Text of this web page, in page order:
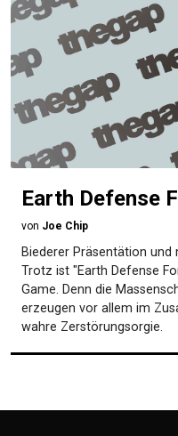
Earth Defense
von Joe Chip
Biederer Präsentätion
Trotz ist "Earth Defense
Game. Denn die
erzeugen vor allem im
wahre Zerstörungsorgie.